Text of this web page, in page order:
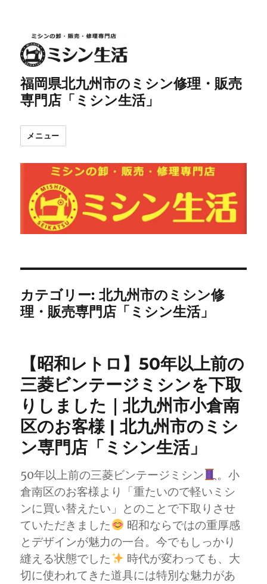
福岡県北九州市のミシン修理・販売
専門店「ミシン生活」
メニュー
カテゴリー:北九州市のミシン修
理・販売専門店「ミシン生活」
【昭和レトロ】50年以上前の
三菱ビンテージミシンを下取
りしました｜北九州市小倉南
区のお客様 | 北九州市のミシ
ン専門店「ミシン生活」
50年以上前の三菱ビンテージミシン
。小
倉南区のお客様より「重たいので軽いミシ
ンに買い替えたい」とのことで下取りさせ
ていただきました
昭和ならではの重厚感
とデザインが魅力の一台。今でもしっかり
縫える状態でした
時代が変わっても、大
切に使われてきた道具には特別な魅力があ